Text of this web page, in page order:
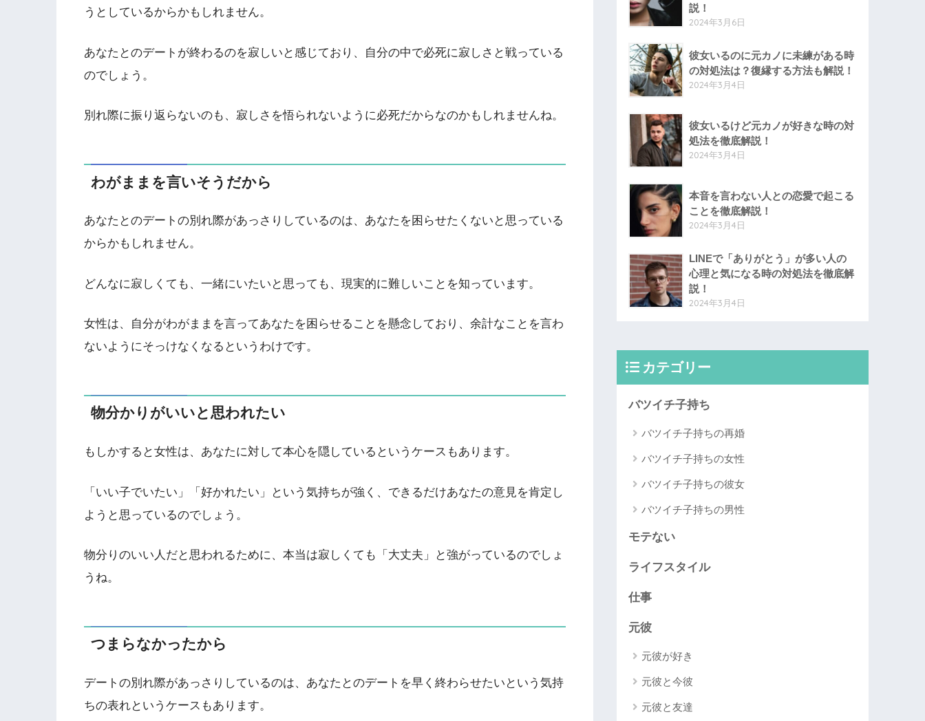
うとしているからかもしれません。
あなたとのデートが終わるのを寂しいと感じており、自分の中で必死に寂しさと戦っている
のでしょう。
別れ際に振り返らないのも、寂しさを悟られないように必死だからなのかもしれませんね。
わがままを言いそうだから
あなたとのデートの別れ際があっさりしているのは、あなたを困らせたくないと思っている
からかもしれません。
どんなに寂しくても、一緒にいたいと思っても、現実的に難しいことを知っています。
女性は、自分がわがままを言ってあなたを困らせることを懸念しており、余計なことを言わ
ないようにそっけなくなるというわけです。
物分かりがいいと思われたい
もしかすると女性は、あなたに対して本心を隠しているというケースもあります。
「いい子でいたい」「好かれたい」という気持ちが強く、できるだけあなたの意見を肯定し
ようと思っているのでしょう。
物分りのいい人だと思われるために、本当は寂しくても「大丈夫」と強がっているのでしょ
うね。
つまらなかったから
デートの別れ際があっさりしているのは、あなたとのデートを早く終わらせたいという気持
ちの表れというケースもあります。
説！
2024年3月6日
彼女いるのに元カノに未練がある時
の対処法は？復縁する方法も解説！
2024年3月4日
彼女いるけど元カノが好きな時の対
処法を徹底解説！
2024年3月4日
本音を言わない人との恋愛で起こる
ことを徹底解説！
2024年3月4日
LINEで「ありがとう」が多い人の
心理と気になる時の対処法を徹底解
説！
2024年3月4日
カテゴリー
バツイチ子持ち
バツイチ子持ちの再婚
バツイチ子持ちの女性
バツイチ子持ちの彼女
バツイチ子持ちの男性
モテない
ライフスタイル
仕事
元彼
元彼が好き
元彼と今彼
元彼と友達